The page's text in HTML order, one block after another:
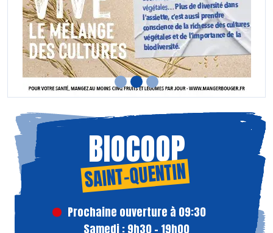
BIOCOOP
SAINT-QUENTIN
Prochaine ouverture à 09:30
Samedi : 9h30 - 19h00